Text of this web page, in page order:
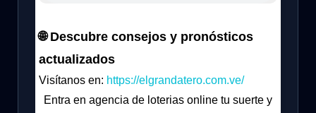
🌐 Descubre consejos y pronósticos
actualizados
Visítanos en: https://elgrandatero.com.ve/
Entra en agencia de loterias online tu suerte y